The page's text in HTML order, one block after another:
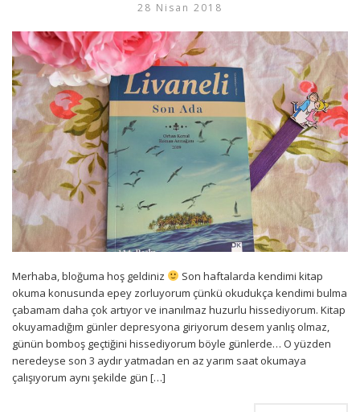
28 Nisan 2018
Merhaba, bloğuma hoş geldiniz
Son haftalarda kendimi kitap
okuma konusunda epey zorluyorum çünkü okudukça kendimi bulma
çabamam daha çok artıyor ve inanılmaz huzurlu hissediyorum. Kitap
okuyamadığım günler depresyona giriyorum desem yanlış olmaz,
günün bomboş geçtiğini hissediyorum böyle günlerde… O yüzden
neredeyse son 3 aydır yatmadan en az yarım saat okumaya
çalışıyorum aynı şekilde gün […]